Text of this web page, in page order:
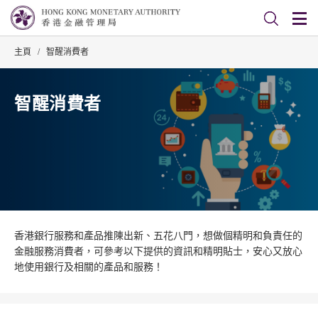
主頁 / 智醒消費者
智醒消費者
香港銀行服務和產品推陳出新、五花八門，想做個精明和負責任的
金融服務消費者，可參考以下提供的資訊和精明貼士，安心又放心
地使用銀行及相關的產品和服務！